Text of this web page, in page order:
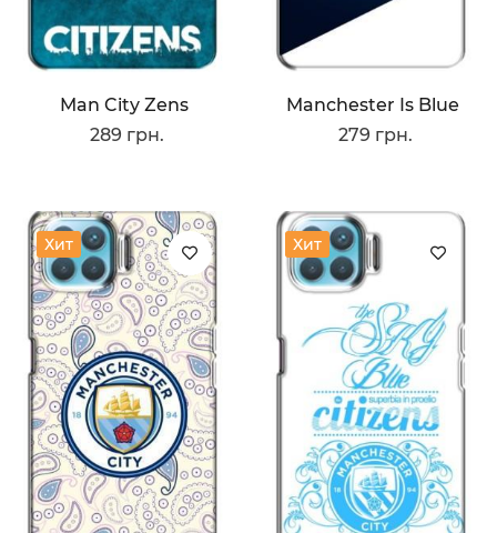
Man City Zens
289 грн.
Manchester Is Blue
279 грн.
Хит Хит